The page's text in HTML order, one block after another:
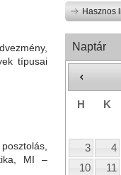
típusai
MI –
Hasznos
Naptár
H K
3
4
10
11